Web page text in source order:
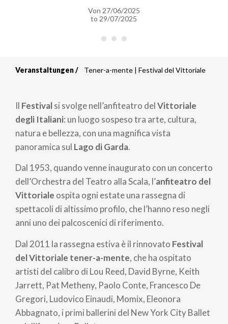
Von 27/06/2025
to 29/07/2025
Breadcrumb
Veranstaltungen Tener-a-mente | Festival del Vittoriale
Il Festivalsi svolge nell’anfiteatro delVittoriale
degli Italiani: un luogo sospeso tra arte, cultura,
natura e bellezza, con una magnifica vista
panoramica sul Lago di Garda.
Dal 1953, quando venne inaugurato con un concerto
dell’Orchestra del Teatro alla Scala, l’anfiteatro del
Vittoriale ospita ogni estate una rassegna di
spettacoli di altissimo profilo, che l’hanno reso negli
anni uno dei palcoscenici di riferimento.
Dal 2011 la rassegna estiva è il rinnovato Festival
del Vittoriale tener-a-mente, che ha ospitato
artisti del calibro di Lou Reed, David Byrne, Keith
Jarrett, Pat Metheny, Paolo Conte, Francesco De
Gregori, Ludovico Einaudi, Momix, Eleonora
Abbagnato, i primi ballerini del New York City Ballet